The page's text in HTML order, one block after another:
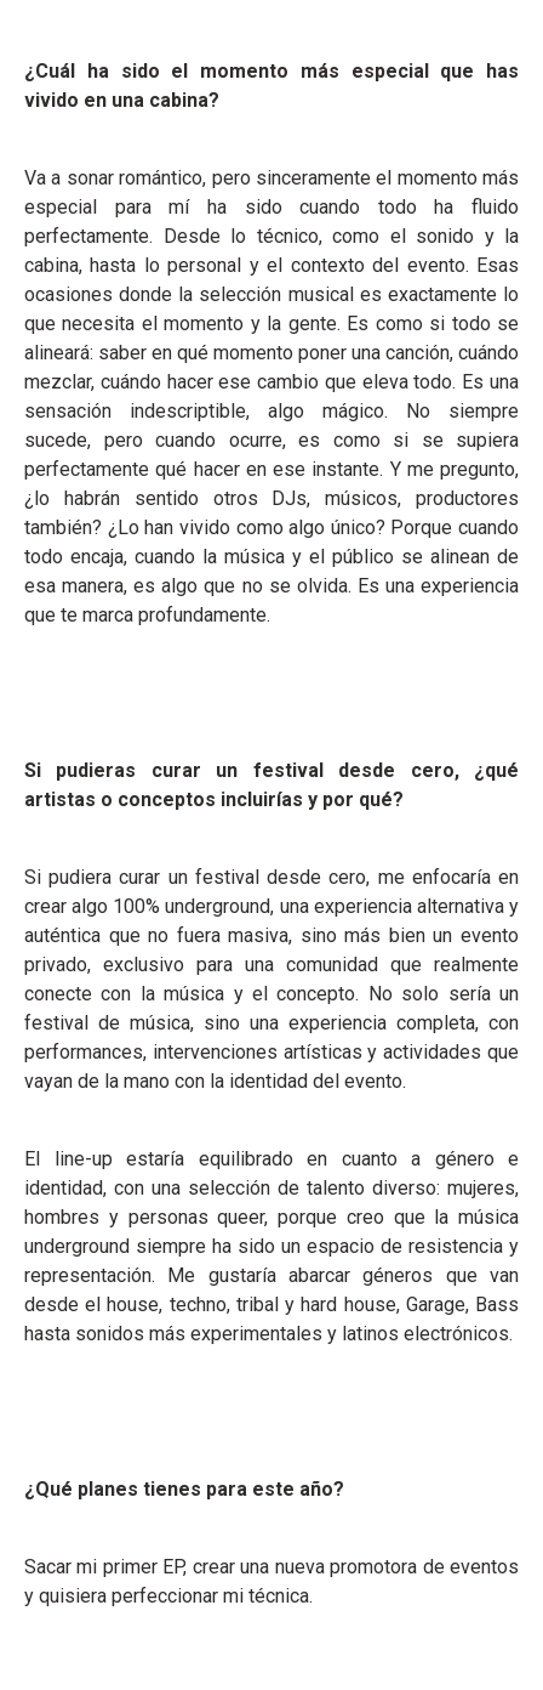
¿Cuál ha sido el momento más especial que has
vivido en una cabina?
Va a sonar romántico, pero sinceramente el momento más
especial para mí ha sido cuando todo ha fluido
perfectamente. Desde lo técnico, como el sonido y la
cabina, hasta lo personal y el contexto del evento. Esas
ocasiones donde la selección musical es exactamente lo
que necesita el momento y la gente. Es como si todo se
alineará: saber en qué momento poner una canción, cuándo
mezclar, cuándo hacer ese cambio que eleva todo. Es una
sensación indescriptible, algo mágico. No siempre
sucede, pero cuando ocurre, es como si se supiera
perfectamente qué hacer en ese instante. Y me pregunto,
¿lo habrán sentido otros DJs, músicos, productores
también? ¿Lo han vivido como algo único? Porque cuando
todo encaja, cuando la música y el público se alinean de
esa manera, es algo que no se olvida. Es una experiencia
que te marca profundamente.
Si pudieras curar un festival desde cero, ¿qué
artistas o conceptos incluirías y por qué?
Si pudiera curar un festival desde cero, me enfocaría en
crear algo 100% underground, una experiencia alternativa y
auténtica que no fuera masiva, sino más bien un evento
privado, exclusivo para una comunidad que realmente
conecte con la música y el concepto. No solo sería un
festival de música, sino una experiencia completa, con
performances, intervenciones artísticas y actividades que
vayan de la mano con la identidad del evento.
El line-up estaría equilibrado en cuanto a género e
identidad, con una selección de talento diverso: mujeres,
hombres y personas queer, porque creo que la música
underground siempre ha sido un espacio de resistencia y
representación. Me gustaría abarcar géneros que van
desde el house, techno, tribal y hard house, Garage, Bass
hasta sonidos más experimentales y latinos electrónicos.
¿Qué planes tienes para este año?
Sacar mi primer EP, crear una nueva promotora de eventos
y quisiera perfeccionar mi técnica.